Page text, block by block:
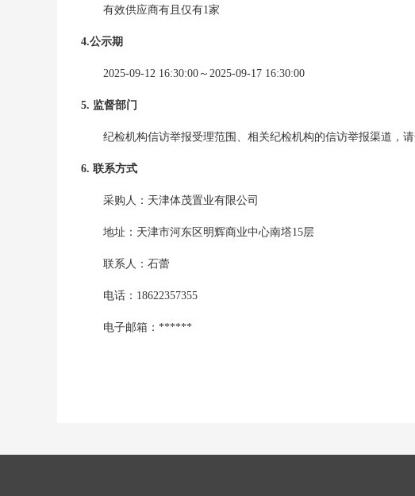
有效供应商有且仅有1家
4.公示期
2025-09-12 16:30:00 ～ 2025-09-17 16:30:00
5. 监督部门
纪检机构信访举报受理范围、相关纪检机构的信访举报渠道，
6. 联系方式
采购人： 天津体茂置业有限公司
地址： 天津市河东区明辉商业中心南塔15层
联系人： 石蕾
电话： 18622357355
电子邮箱： ******